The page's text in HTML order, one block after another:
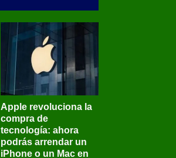
Apple revoluciona la
compra de
tecnología: ahora
podrás arrendar un
iPhone o un Mac en